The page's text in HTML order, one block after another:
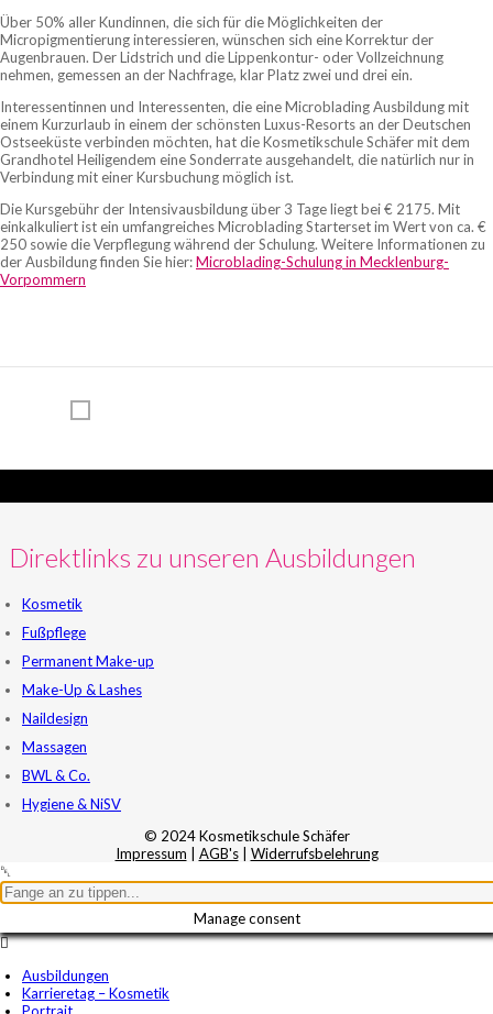
Über 50% aller Kundinnen, die sich für die Möglichkeiten der
Micropigmentierung interessieren, wünschen sich eine Korrektur der
Augenbrauen. Der Lidstrich und die Lippenkontur- oder Vollzeichnung
nehmen, gemessen an der Nachfrage, klar Platz zwei und drei ein.
Interessentinnen und Interessenten, die eine Microblading Ausbildung mit
einem Kurzurlaub in einem der schönsten Luxus-Resorts an der Deutschen
Ostseeküste verbinden möchten, hat die Kosmetikschule Schäfer mit dem
Grandhotel Heiligendem eine Sonderrate ausgehandelt, die natürlich nur in
Verbindung mit einer Kursbuchung möglich ist.
Die Kursgebühr der Intensivausbildung über 3 Tage liegt bei € 2175. Mit
einkalkuliert ist ein umfangreiches Microblading Starterset im Wert von ca. €
250 sowie die Verpflegung während der Schulung. Weitere Informationen zu
der Ausbildung finden Sie hier:Microblading-Schulung in Mecklenburg-
Vorpommern
Direktlinks zu unseren Ausbildungen
Kosmetik
Fußpflege
Permanent Make-up
Make-Up & Lashes
Naildesign
Massagen
BWL & Co.
Hygiene & NiSV
© 2024 Kosmetikschule Schäfer
Impressum
AGB's| Widerrufsbelehrung
Manage consent
Ausbildungen
Karrieretag – Kosmetik